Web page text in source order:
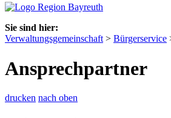
Sie sind hier:
Verwaltungsgemeinschaft > Bürgerservice
Ansprechpartner
drucken nach oben